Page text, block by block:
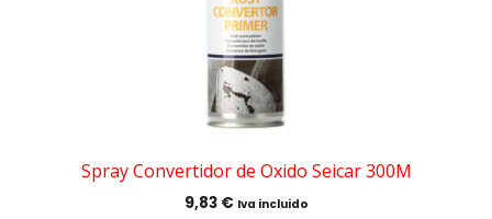
Spray Convertidor de Oxido Seicar 300M
9,83 € Iva incluido